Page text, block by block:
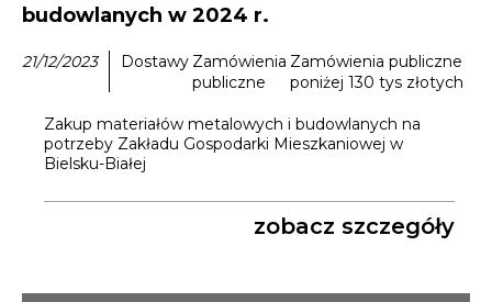
budowlanych w 2024 r.
21/12/2023 Dostawy Zamówienia
publiczne
Zamówienia publiczne
poniżej 130 tys złotych
Zakup materiałów metalowych i budowlanych na
potrzeby Zakładu Gospodarki Mieszkaniowej w
Bielsku-Białej
zobacz szczegóły